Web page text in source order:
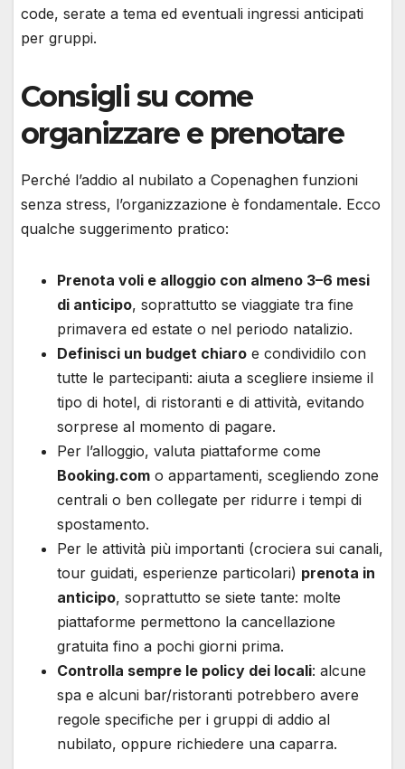
code, serate a tema ed eventuali ingressi anticipati
per gruppi.
Consigli su come
organizzare e prenotare
Perché l’addio al nubilato a Copenaghen funzioni
senza stress, l’organizzazione è fondamentale. Ecco
qualche suggerimento pratico:
Prenota voli e alloggio con almeno 3–6 mesi
di anticipo, soprattutto se viaggiate tra fine
primavera ed estate o nel periodo natalizio.
Definisci un budget chiaro e condividilo con
tutte le partecipanti: aiuta a scegliere insieme il
tipo di hotel, di ristoranti e di attività, evitando
sorprese al momento di pagare.
Per l’alloggio, valuta piattaforme come
Booking.com o appartamenti, scegliendo zone
centrali o ben collegate per ridurre i tempi di
spostamento.
Per le attività più importanti (crociera sui canali,
tour guidati, esperienze particolari) prenota in
anticipo, soprattutto se siete tante: molte
piattaforme permettono la cancellazione
gratuita fino a pochi giorni prima.
Controlla sempre le policy dei locali: alcune
spa e alcuni bar/ristoranti potrebbero avere
regole specifiche per i gruppi di addio al
nubilato, oppure richiedere una caparra.